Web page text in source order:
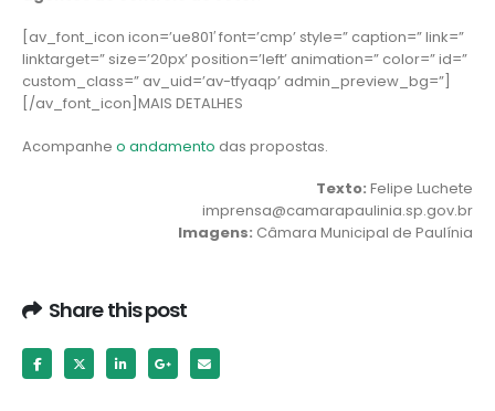
[av_font_icon icon=’ue801′ font=’cmp’ style=” caption=” link=”
linktarget=” size=’20px’ position=’left’ animation=” color=” id=”
custom_class=” av_uid=’av-tfyaqp’ admin_preview_bg=”]
[/av_font_icon]MAIS DETALHES
Acompanhe o andamento das propostas.
Texto: Felipe Luchete
imprensa@camarapaulinia.sp.gov.br
Imagens: Câmara Municipal de Paulínia
Share this post